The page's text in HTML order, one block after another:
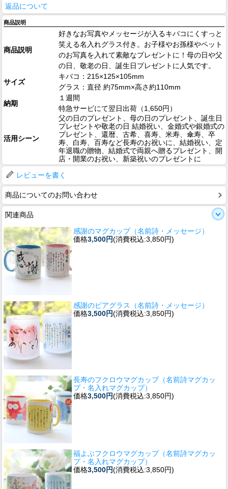
返品について
商品説明
商品説明
好きなお写真やメッセージが入るキバコにくすっと
笑える名入れグラス付き。お子様やお孫様やペット
のお写真を入れて素敵なプレゼントに！母の日や父
の日、敬老の日、誕生日プレゼントに人気です。
サイズ
キバコ：215×125×105mm
グラス：直径 約75mm×高さ約110mm
納期
１週間
特急サービにて翌日出荷（1,650円）
活用シーン
父の日のプレゼント、母の日のプレゼント、誕生日
プレゼントや敬老の日 結婚祝い、金婚式や銀婚式の
プレゼント、還暦、古希、喜寿、米寿、傘寿、卒
寿、白寿、百寿など長寿のお祝いに、結婚祝い、定
年退職の贈物、結婚式で両親へ贈るプレゼント、開
店・開業のお祝い、新築祝いのプレゼントに
レビューを書く
商品についてのお問い合わせ
関連商品
感謝のマグカップ（名前詩・メッセージ）
価格3,500円(消費税込:3,850円)
感謝のビアグラス（名前詩・メッセージ）
価格3,500円(消費税込:3,850円)
長寿のフクロウマグカップ（名前詩マグカッ
プ・名入れマグカップ）
価格3,500円(消費税込:3,850円)
福よぶフクロウマグカップ（名前詩マグカッ
プ・名入れマグカップ）
価格3,500円(消費税込:3,850円)